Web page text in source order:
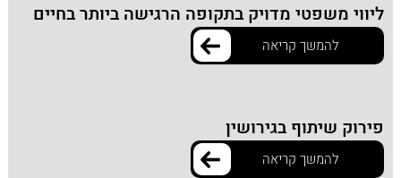
ליווי משפטי מדויק בתקופה הרגישה ביותר בחיים
להמשך קריאה
פירוק שיתוף בגירושין
להמשך קריאה